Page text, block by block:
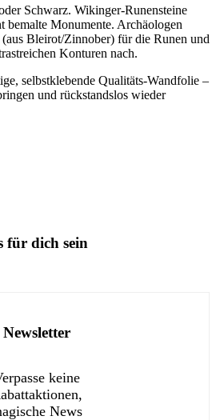
Schwarz. Wikinger-Runensteine
bemalte Monumente. Archäologen
Bleirot/Zinnober) für die Runen und
Konturen nach.
selbstklebende Qualitäts-Wandfolie –
und rückstandslos wieder
für dich sein
Newsletter
keine
News